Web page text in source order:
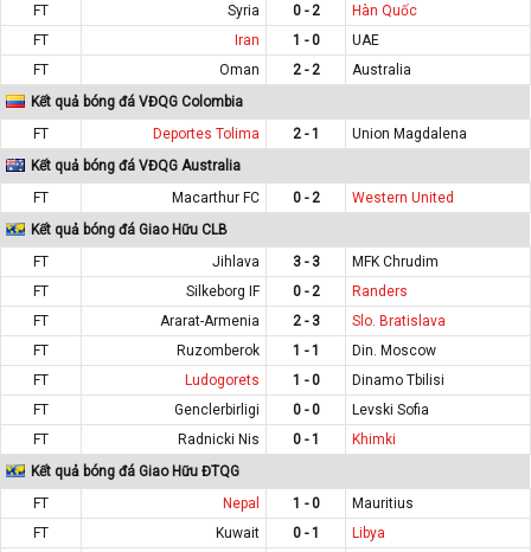
FT
Syria 0 - 2
Hàn Quốc
FT
Iran 1 - 0
UAE
FT
Oman 2 - 2
Australia
Kết quả bóng đá VĐQG Colombia
FT
Deportes Tolima 2 - 1
Union Magdalena
Kết quả bóng đá VĐQG Australia
FT
Macarthur FC 0 - 2
Western United
Kết quả bóng đá Giao Hữu CLB
FT
Jihlava 3 - 3
MFK Chrudim
FT
Silkeborg IF 0 - 2
Randers
FT
Ararat-Armenia 2 - 3
Slo. Bratislava
FT
Ruzomberok 1 - 1
Din. Moscow
FT
Ludogorets 1 - 0
Dinamo Tbilisi
FT
Genclerbirligi 0 - 0
Levski Sofia
FT
Radnicki Nis 0 - 1
Khimki
Kết quả bóng đá Giao Hữu ĐTQG
FT
Nepal 1 - 0
Mauritius
FT
Kuwait 0 - 1
Libya